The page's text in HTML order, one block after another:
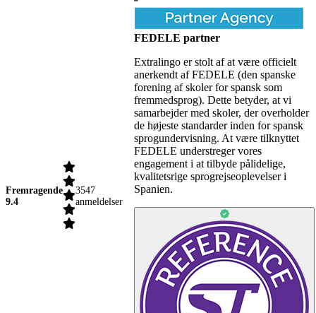
Fremragende
9.4
3547
anmeldelser
FEDELE partner
Extralingo er stolt af at være officielt
anerkendt af FEDELE (den spanske
forening af skoler for spansk som
fremmedsprog). Dette betyder, at vi
samarbejder med skoler, der overholder
de højeste standarder inden for spansk
sprogundervisning. At være tilknyttet
FEDELE understreger vores
engagement i at tilbyde pålidelige,
kvalitetsrige sprogrejseoplevelser i
Spanien.